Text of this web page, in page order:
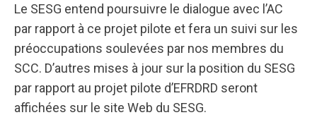
Le SESG entend poursuivre le dialogue avec l’AC
par rapport à ce projet pilote et fera un suivi sur les
préoccupations soulevées par nos membres du
SCC. D’autres mises à jour sur la position du SESG
par rapport au projet pilote d’EFRDRD seront
affichées sur le site Web du SESG.